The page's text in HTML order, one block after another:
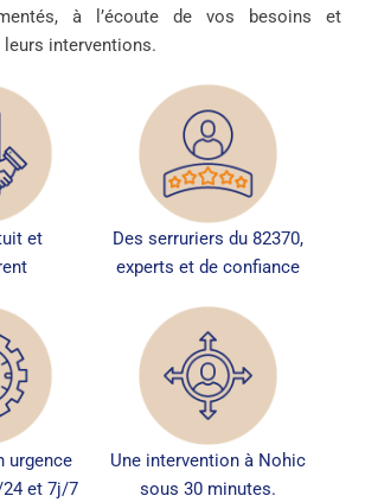
à l’écoute de vos besoins et
interventions.
et
Des serruriers du 82370,
experts et de confiance
urgence
et 7j/7
Une intervention à Nohic
sous 30 minutes.